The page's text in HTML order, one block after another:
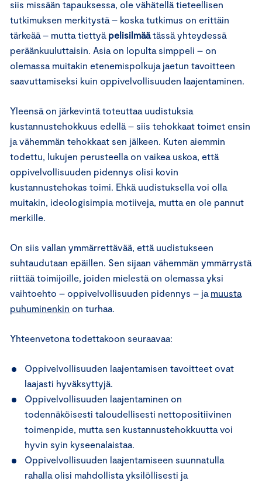
siis missään tapauksessa, ole vähätellä tieteellisen
tutkimuksen merkitystä – koska tutkimus on erittäin
tärkeää – mutta tiettyä pelisilmäätässä yhteydessä
peräänkuuluttaisin. Asia on lopulta simppeli – on
olemassa muitakin etenemispolkuja jaetun tavoitteen
saavuttamiseksi kuin oppivelvollisuuden laajentaminen.
Yleensä on järkevintä toteuttaa uudistuksia
kustannustehokkuus edellä – siis tehokkaat toimet ensin
ja vähemmän tehokkaat sen jälkeen. Kuten aiemmin
todettu, lukujen perusteella on vaikea uskoa, että
oppivelvollisuuden pidennys olisi kovin
kustannustehokas toimi. Ehkä uudistuksella voi olla
muitakin, ideologisimpia motiiveja, mutta en ole pannut
merkille.
On siis vallan ymmärrettävää, että uudistukseen
suhtaudutaan epäillen. Sen sijaan vähemmän ymmärrystä
riittää toimijoille, joiden mielestä on olemassa yksi
vaihtoehto – oppivelvollisuuden pidennys – ja muusta
puhuminenkin on turhaa.
Yhteenvetona todettakoon seuraavaa:
Oppivelvollisuuden laajentamisen tavoitteet ovat
laajasti hyväksyttyjä.
Oppivelvollisuuden laajentaminen on
todennäköisesti taloudellisesti nettopositiivinen
toimenpide, mutta sen kustannustehokkuutta voi
hyvin syin kyseenalaistaa.
Oppivelvollisuuden laajentamiseen suunnatulla
rahalla olisi mahdollista yksilöllisesti ja